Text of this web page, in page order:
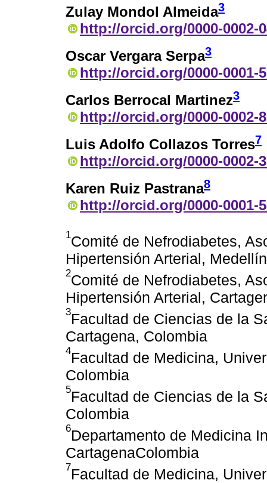
Zulay Mondol Almeida3
http://orcid.org/0000-0002-
Oscar Vergara Serpa3
http://orcid.org/0000-0001-
Carlos Berrocal Martinez3
http://orcid.org/0000-0002-
Luis Adolfo Collazos Torres7
http://orcid.org/0000-0002-
Karen Ruiz Pastrana8
http://orcid.org/0000-0001-
1Comité de Nefrodiabetes,
Hipertensión Arterial,
2Comité de Nefrodiabetes,
Hipertensión Arterial,
3Facultad de Ciencias de la
Cartagena, Colombia
4Facultad de Medicina,
Colombia
5Facultad de Ciencias de la
Colombia
6Departamento de Medicina
CartagenaColombia
7Facultad de Medicina,